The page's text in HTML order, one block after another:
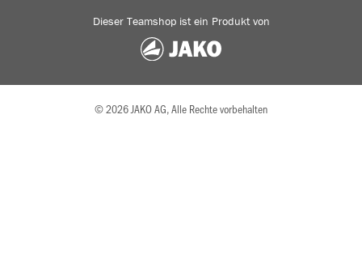
Dieser Teamshop ist ein Produkt von
© 2026 JAKO AG, Alle Rechte vorbehalten